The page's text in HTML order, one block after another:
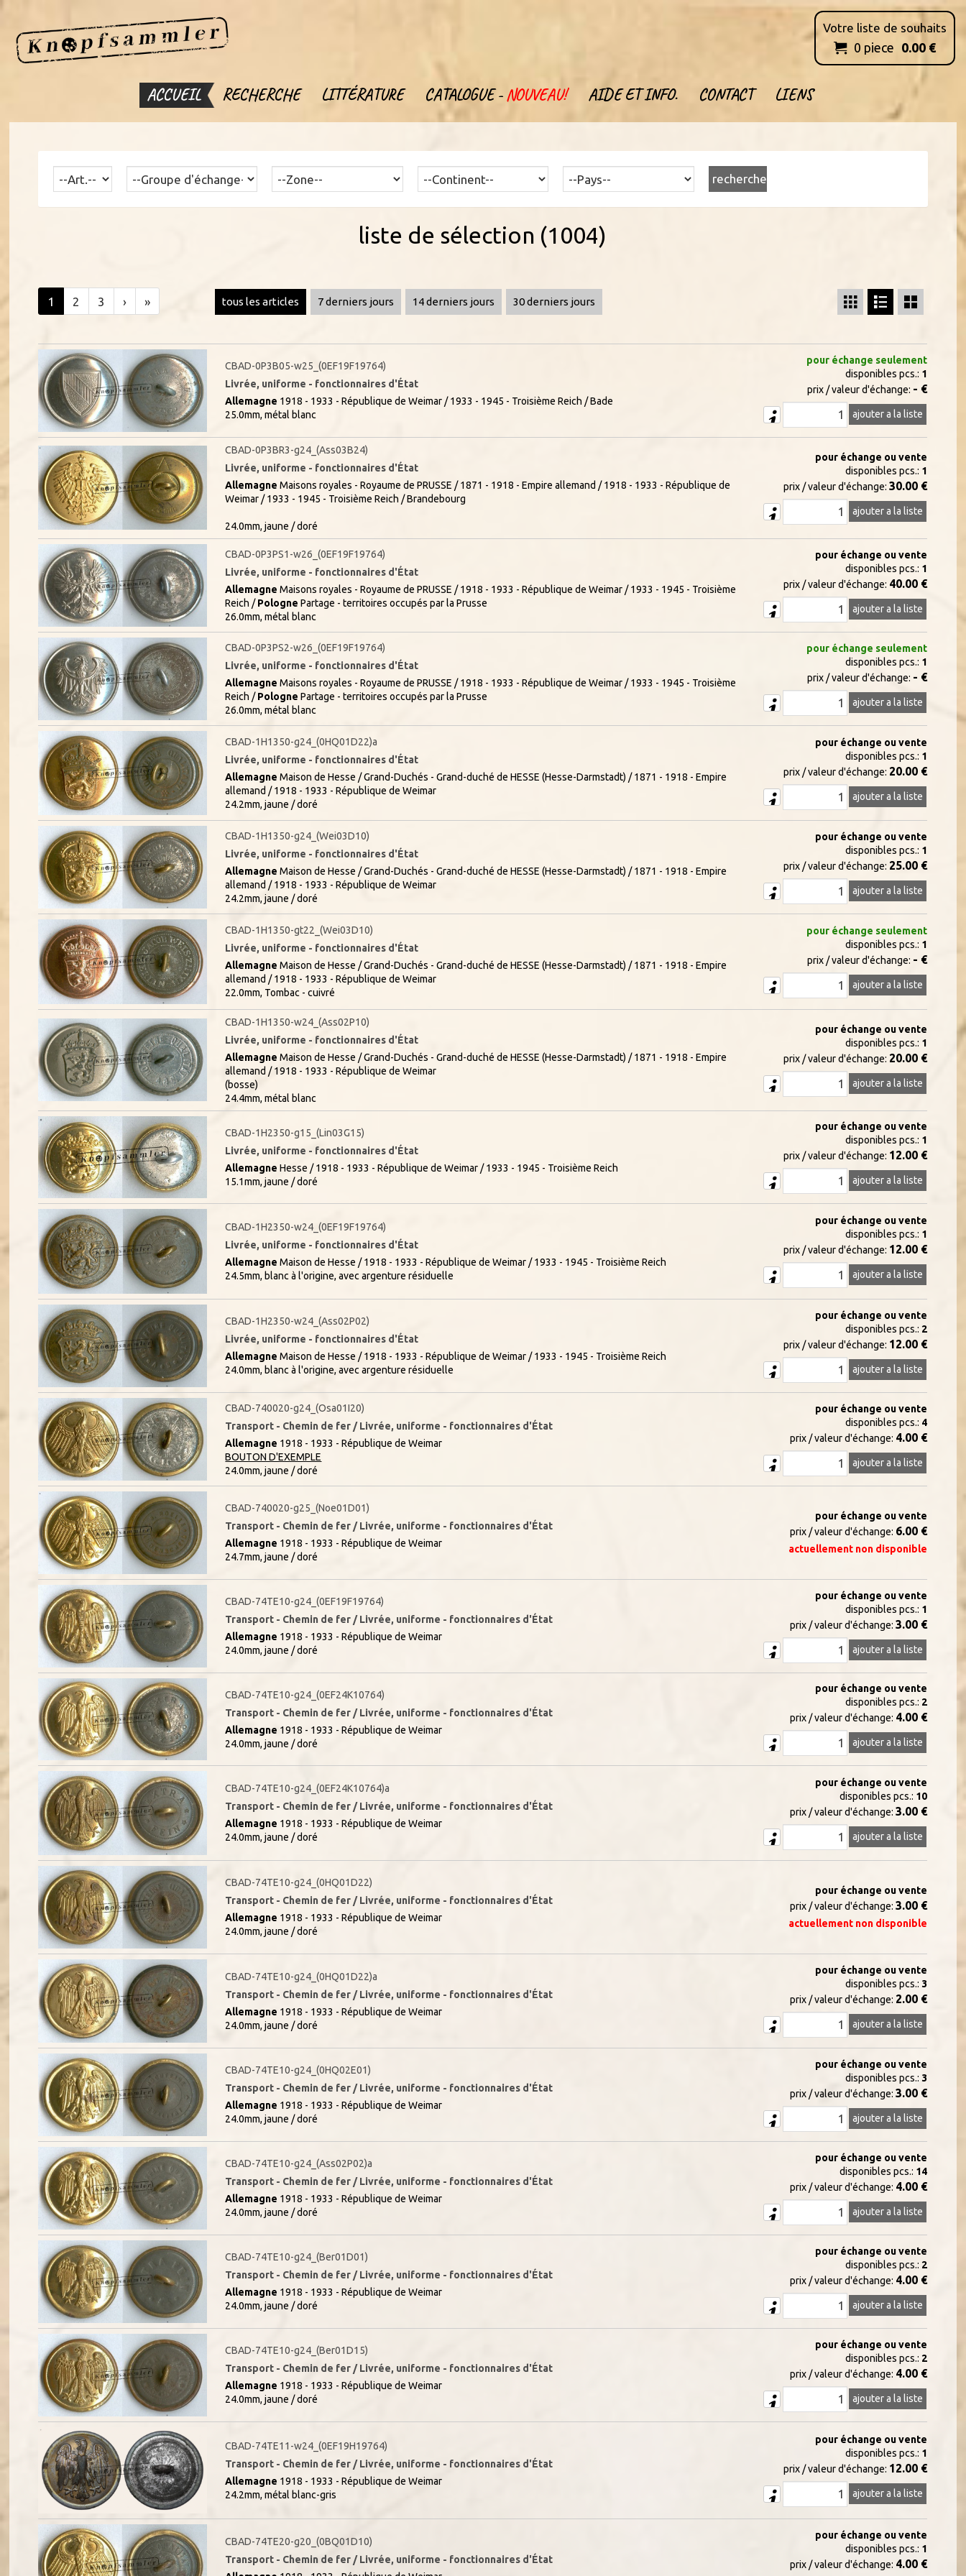
ACCUEIL RECHERCHE LITTÉRATURE CATALOGUE -NOUVEAU! AIDE ET INFO. CONTACT LIENS
Votre liste de souhaits
 0 piece 0.00 €
liste de sélection (1004)
1 2 3 › » tous les articles 7 derniers jours 14 derniers jours 30 derniers jours   
CBAD-0P3B05-w25_(0EF19F19764)
Livrée, uniforme - fonctionnaires d'État
Allemagne 1918 - 1933 - République de Weimar / 1933 - 1945 - Troisième Reich / Bade
25.0mm, métal blanc
pour échange seulement
disponibles pcs.: 1
prix / valeur d'échange: - €
ajouter a la liste
CBAD-0P3BR3-g24_(Ass03B24)
Livrée, uniforme - fonctionnaires d'État
Allemagne Maisons royales - Royaume de PRUSSE / 1871 - 1918 - Empire allemand / 1918 - 1933 - République de
Weimar / 1933 - 1945 - Troisième Reich / Brandebourg
24.0mm, jaune / doré
pour échange ou vente
disponibles pcs.: 1
prix / valeur d'échange:30.00 €
ajouter a la liste
CBAD-0P3PS1-w26_(0EF19F19764)
Livrée, uniforme - fonctionnaires d'État
Allemagne Maisons royales - Royaume de PRUSSE / 1918 - 1933 - République de Weimar / 1933 - 1945 - Troisième
Reich /Pologne Partage - territoires occupés par la Prusse
26.0mm, métal blanc
pour échange ou vente
disponibles pcs.: 1
prix / valeur d'échange: 40.00 €
ajouter a la liste
CBAD-0P3PS2-w26_(0EF19F19764)
Livrée, uniforme - fonctionnaires d'État
Allemagne Maisons royales - Royaume de PRUSSE / 1918 - 1933 - République de Weimar / 1933 - 1945 - Troisième
Reich /Pologne Partage - territoires occupés par la Prusse
26.0mm, métal blanc
pour échange seulement
disponibles pcs.: 1
prix / valeur d'échange: - €
ajouter a la liste
CBAD-1H1350-g24_(0HQ01D22)a
Livrée, uniforme - fonctionnaires d'État
Allemagne Maison de Hesse / Grand-Duchés - Grand-duché de HESSE (Hesse-Darmstadt) / 1871 - 1918 - Empire
allemand / 1918 - 1933 - République de Weimar
24.2mm, jaune / doré
pour échange ou vente
disponibles pcs.: 1
prix / valeur d'échange: 20.00 €
ajouter a la liste
CBAD-1H1350-g24_(Wei03D10)
Livrée, uniforme - fonctionnaires d'État
Allemagne Maison de Hesse / Grand-Duchés - Grand-duché de HESSE (Hesse-Darmstadt) / 1871 - 1918 - Empire
allemand / 1918 - 1933 - République de Weimar
24.2mm, jaune / doré
pour échange ou vente
disponibles pcs.: 1
prix / valeur d'échange: 25.00 €
ajouter a la liste
CBAD-1H1350-gt22_(Wei03D10)
Livrée, uniforme - fonctionnaires d'État
Allemagne Maison de Hesse / Grand-Duchés - Grand-duché de HESSE (Hesse-Darmstadt) / 1871 - 1918 - Empire
allemand / 1918 - 1933 - République de Weimar
22.0mm, Tombac - cuivré
pour échange seulement
disponibles pcs.: 1
prix / valeur d'échange: - €
ajouter a la liste
CBAD-1H1350-w24_(Ass02P10)
Livrée, uniforme - fonctionnaires d'État
Allemagne Maison de Hesse / Grand-Duchés - Grand-duché de HESSE (Hesse-Darmstadt) / 1871 - 1918 - Empire
allemand / 1918 - 1933 - République de Weimar
(bosse)
24.4mm, métal blanc
pour échange ou vente
disponibles pcs.: 1
prix / valeur d'échange: 20.00 €
ajouter a la liste
CBAD-1H2350-g15_(Lin03G15)
Livrée, uniforme - fonctionnaires d'État
Allemagne Hesse / 1918 - 1933 - République de Weimar / 1933 - 1945 - Troisième Reich
15.1mm, jaune / doré
pour échange ou vente
disponibles pcs.: 1
prix / valeur d'échange: 12.00 €
ajouter a la liste
CBAD-1H2350-w24_(0EF19F19764)
Livrée, uniforme - fonctionnaires d'État
Allemagne Maison de Hesse / 1918 - 1933 - République de Weimar / 1933 - 1945 - Troisième Reich
24.5mm, blanc à l'origine, avec argenture résiduelle
pour échange ou vente
disponibles pcs.: 1
prix / valeur d'échange: 12.00 €
ajouter a la liste
CBAD-1H2350-w24_(Ass02P02)
Livrée, uniforme - fonctionnaires d'État
Allemagne Maison de Hesse / 1918 - 1933 - République de Weimar / 1933 - 1945 - Troisième Reich
24.0mm, blanc à l'origine, avec argenture résiduelle
pour échange ou vente
disponibles pcs.: 2
prix / valeur d'échange: 12.00 €
ajouter a la liste
CBAD-740020-g24_(Osa01I20)
Transport - Chemin de fer / Livrée, uniforme - fonctionnaires d'État
Allemagne 1918 - 1933 - République de Weimar
BOUTON D'EXEMPLE
24.0mm, jaune / doré
pour échange ou vente
disponibles pcs.: 4
prix / valeur d'échange: 4.00 €
ajouter a la liste
CBAD-740020-g25_(Noe01D01)
Transport - Chemin de fer / Livrée, uniforme - fonctionnaires d'État
Allemagne 1918 - 1933 - République de Weimar
24.7mm, jaune / doré
pour échange ou vente
prix / valeur d'échange: 6.00 €
actuellement non disponible
CBAD-74TE10-g24_(0EF19F19764)
Transport - Chemin de fer / Livrée, uniforme - fonctionnaires d'État
Allemagne 1918 - 1933 - République de Weimar
24.0mm, jaune / doré
pour échange ou vente
disponibles pcs.: 1
prix / valeur d'échange:3.00 €
ajouter a la liste
CBAD-74TE10-g24_(0EF24K10764)
Transport - Chemin de fer / Livrée, uniforme - fonctionnaires d'État
Allemagne 1918 - 1933 - République de Weimar
24.0mm, jaune / doré
pour échange ou vente
disponibles pcs.: 2
prix / valeur d'échange: 4.00 €
ajouter a la liste
CBAD-74TE10-g24_(0EF24K10764)a
Transport - Chemin de fer / Livrée, uniforme - fonctionnaires d'État
Allemagne 1918 - 1933 - République de Weimar
24.0mm, jaune / doré
pour échange ou vente
disponibles pcs.: 10
prix / valeur d'échange:3.00 €
ajouter a la liste
CBAD-74TE10-g24_(0HQ01D22)
Transport - Chemin de fer / Livrée, uniforme - fonctionnaires d'État
Allemagne 1918 - 1933 - République de Weimar
24.0mm, jaune / doré
pour échange ou vente
prix / valeur d'échange:3.00 €
actuellement non disponible
CBAD-74TE10-g24_(0HQ01D22)a
Transport - Chemin de fer / Livrée, uniforme - fonctionnaires d'État
Allemagne 1918 - 1933 - République de Weimar
24.0mm, jaune / doré
pour échange ou vente
disponibles pcs.: 3
prix / valeur d'échange: 2.00 €
ajouter a la liste
CBAD-74TE10-g24_(0HQ02E01)
Transport - Chemin de fer / Livrée, uniforme - fonctionnaires d'État
Allemagne 1918 - 1933 - République de Weimar
24.0mm, jaune / doré
pour échange ou vente
disponibles pcs.: 3
prix / valeur d'échange:3.00 €
ajouter a la liste
CBAD-74TE10-g24_(Ass02P02)a
Transport - Chemin de fer / Livrée, uniforme - fonctionnaires d'État
Allemagne 1918 - 1933 - République de Weimar
24.0mm, jaune / doré
pour échange ou vente
disponibles pcs.: 14
prix / valeur d'échange: 4.00 €
ajouter a la liste
CBAD-74TE10-g24_(Ber01D01)
Transport - Chemin de fer / Livrée, uniforme - fonctionnaires d'État
Allemagne 1918 - 1933 - République de Weimar
24.0mm, jaune / doré
pour échange ou vente
disponibles pcs.: 2
prix / valeur d'échange: 4.00 €
ajouter a la liste
CBAD-74TE10-g24_(Ber01D15)
Transport - Chemin de fer / Livrée, uniforme - fonctionnaires d'État
Allemagne 1918 - 1933 - République de Weimar
24.0mm, jaune / doré
pour échange ou vente
disponibles pcs.: 2
prix / valeur d'échange: 4.00 €
ajouter a la liste
CBAD-74TE11-w24_(0EF19H19764)
Transport - Chemin de fer / Livrée, uniforme - fonctionnaires d'État
Allemagne 1918 - 1933 - République de Weimar
24.2mm, métal blanc-gris
pour échange ou vente
disponibles pcs.: 1
prix / valeur d'échange: 12.00 €
ajouter a la liste
CBAD-74TE20-g20_(0BQ01D10)
Transport - Chemin de fer / Livrée, uniforme - fonctionnaires d'État
pour échange ou vente
disponibles pcs.: 1
prix / valeur d'échange: 4.00 €